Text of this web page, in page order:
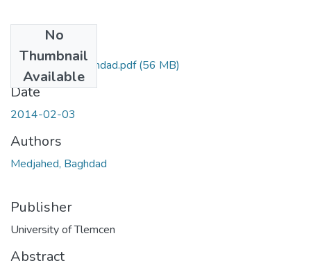
No
Thumbnail
Available
MEDJAHED-Baghdad.pdf(56 MB)
Date
2014-02-03
Authors
Medjahed, Baghdad
Publisher
University of Tlemcen
Abstract